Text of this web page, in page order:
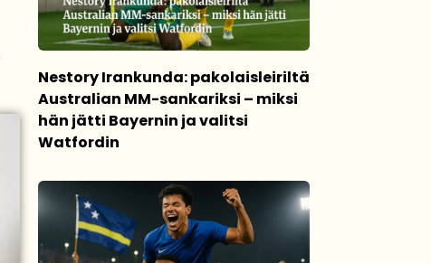
Nestory Irankunda: pakolaisleiriltä
Australian MM-sankariksi – miksi
hän jätti Bayernin ja valitsi
Watfordin